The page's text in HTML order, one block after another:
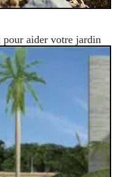
aider votre jardin